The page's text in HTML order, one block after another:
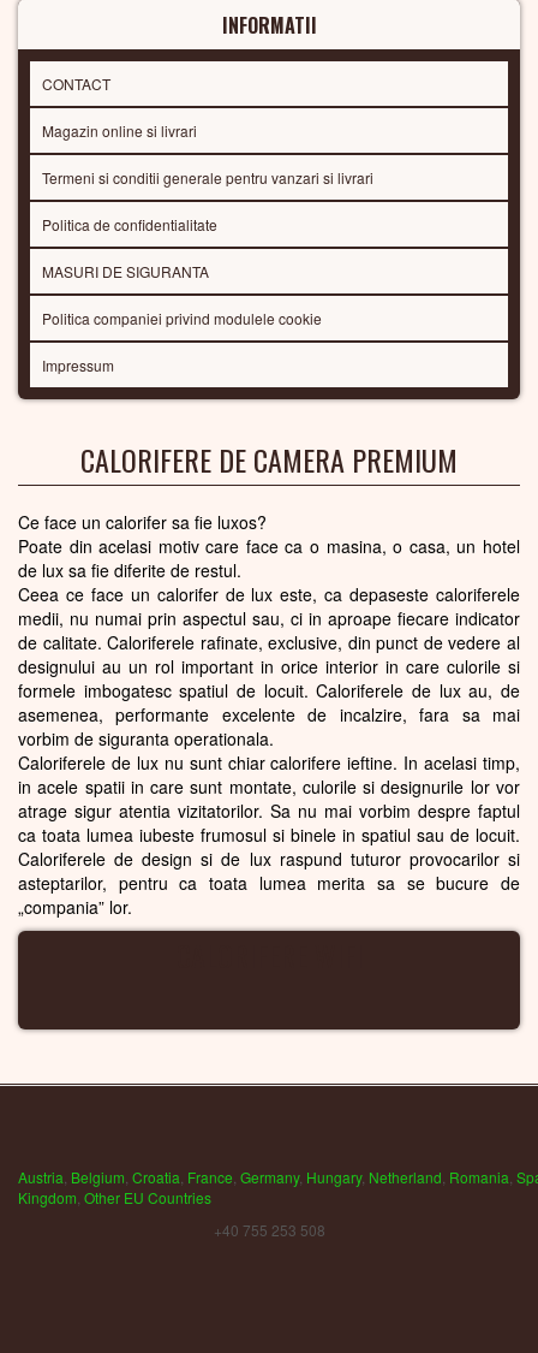
INFORMATII
CONTACT
Magazin online si livrari
Termeni si conditii generale pentru vanzari si livrari
Politica de confidentialitate
MASURI DE SIGURANTA
Politica companiei privind modulele cookie
Impressum
CALORIFERE DE CAMERA PREMIUM
Ce face un calorifer sa fie luxos?
Poate din acelasi motiv care face ca o masina, o casa, un hotel
de lux sa fie diferite de restul.
Ceea ce face un calorifer de lux este, ca depaseste caloriferele
medii, nu numai prin aspectul sau, ci in aproape fiecare indicator
de calitate. Caloriferele rafinate, exclusive, din punct de vedere al
designului au un rol important in orice interior in care culorile si
formele imbogatesc spatiul de locuit. Caloriferele de lux au, de
asemenea, performante excelente de incalzire, fara sa mai
vorbim de siguranta operationala.
Caloriferele de lux nu sunt chiar calorifere ieftine. In acelasi timp,
in acele spatii in care sunt montate, culorile si designurile lor vor
atrage sigur atentia vizitatorilor. Sa nu mai vorbim despre faptul
ca toata lumea iubeste frumosul si binele in spatiul sau de locuit.
Caloriferele de design si de lux raspund tuturor provocarilor si
asteptarilor, pentru ca toata lumea merita sa se bucure de
„compania” lor.
Austria Belgium Croatia France Germany, Hungary, Netherland Romania
Kingdom Other EU Countries
+40 755 253 508